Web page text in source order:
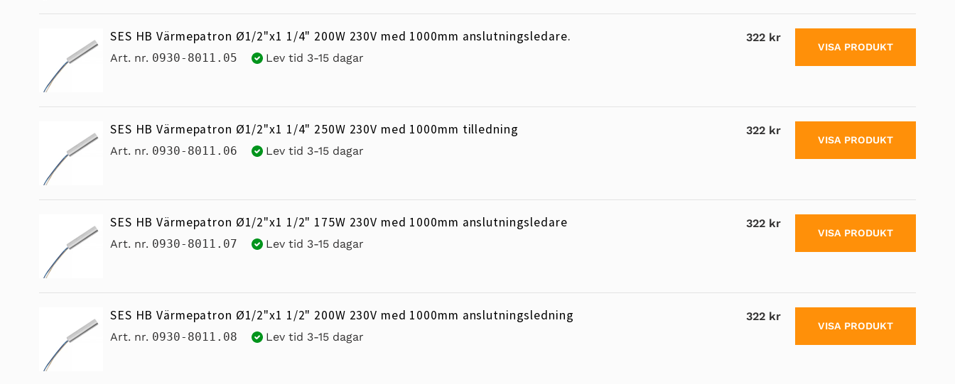
SES HB Värmepatron Ø1/2"x1 1/4" 200W 230V med 1000mm anslutningsledare.
Art. nr. 0930-8011.05 Lev tid 3-15 dagar
322 kr
VISA PRODUKT
SES HB Värmepatron Ø1/2"x1 1/4" 250W 230V med 1000mm tilledning
Art. nr. 0930-8011.06 Lev tid 3-15 dagar
322 kr
VISA PRODUKT
SES HB Värmepatron Ø1/2"x1 1/2" 175W 230V med 1000mm anslutningsledare
Art. nr. 0930-8011.07 Lev tid 3-15 dagar
322 kr
VISA PRODUKT
SES HB Värmepatron Ø1/2"x1 1/2" 200W 230V med 1000mm anslutningsledning
Art. nr. 0930-8011.08 Lev tid 3-15 dagar
322 kr
VISA PRODUKT